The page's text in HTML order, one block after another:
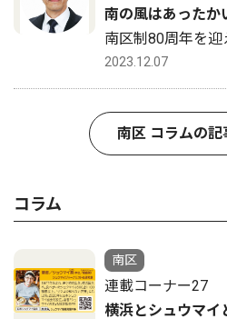
南の風はあったか
南区制80周年を迎
2023.12.07
南区 コラムの記
コラム
南区
連載コーナー27
横浜とシュウマイ